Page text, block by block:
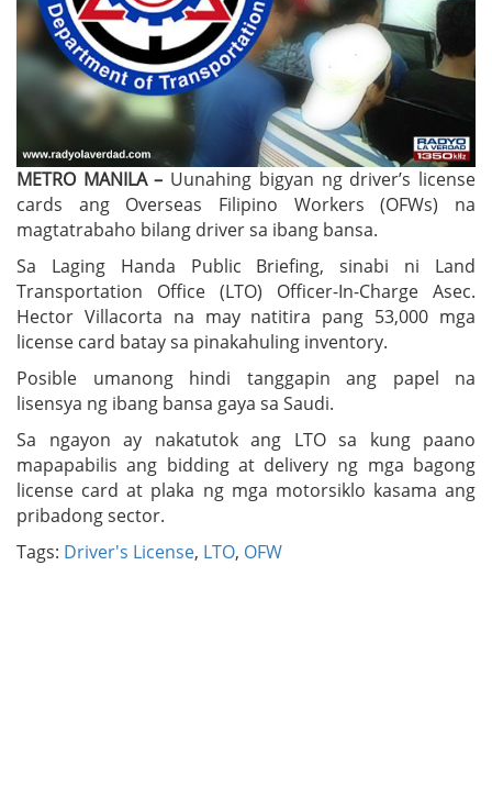
METRO MANILA – Uunahing bigyan ng driver’s license
cards ang Overseas Filipino Workers (OFWs) na
magtatrabaho bilang driver sa ibang bansa.
Sa Laging Handa Public Briefing, sinabi ni Land
Transportation Office (LTO) Officer-In-Charge Asec.
Hector Villacorta na may natitira pang 53,000 mga
license card batay sa pinakahuling inventory.
Posible umanong hindi tanggapin ang papel na
lisensya ng ibang bansa gaya sa Saudi.
Sa ngayon ay nakatutok ang LTO sa kung paano
mapapabilis ang bidding at delivery ng mga bagong
license card at plaka ng mga motorsiklo kasama ang
pribadong sector.
Tags: Driver's License, LTO, OFW